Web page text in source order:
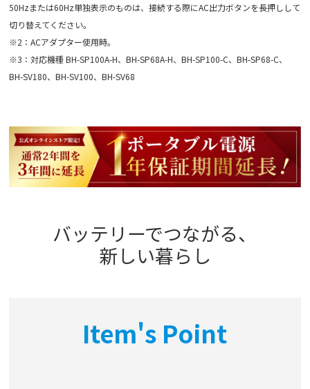
50Hzまたは60Hz単独表示のものは、接続する際にAC出力ボタンを長押しして
切り替えてください。
※2：ACアダプター使用時。
※3：対応機種 BH-SP100A-H、BH-SP68A-H、BH-SP100-C、BH-SP68-C、
BH-SV180、BH-SV100、BH-SV68
バッテリーでつながる、
新しい暮らし
Item's Point